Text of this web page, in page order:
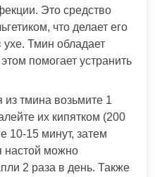
Это средство
что делает его
Тмин обладает
помогает устранить
из тмина возьмите 1
их кипятком (200
10-15 минут, затем
настой можно
2 раза в день. Также